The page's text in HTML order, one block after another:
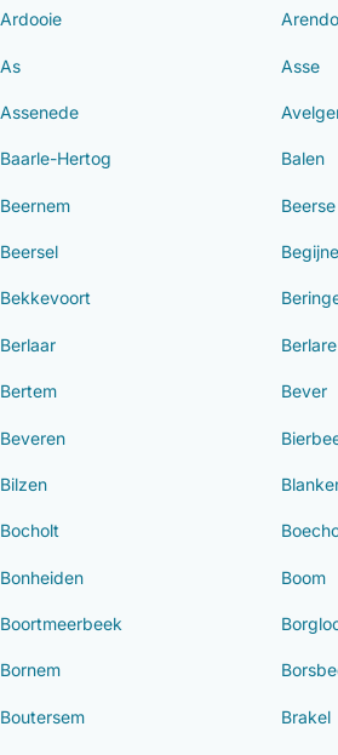
Ardooie
As Asse
Assenede
Baarle-Hertog Balen
Beernem Beerse
Beersel
Bekkevoort
Berlaar Berlare
Bertem Bever
Beveren
Bilzen
Bocholt
Bonheiden Boom
Boortmeerbeek
Bornem
Boutersem Brakel